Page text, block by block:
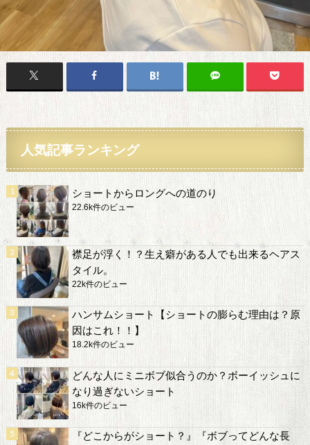
人気記事ランキング
ショートからロングへの道のり
22.6k件のビュー
襟足が浮く！？生え癖がある人でも出来るヘアス
タイル。
22k件のビュー
ハンサムショート【ショートの膨らむ理由は？原
因はこれ！！】
18.2k件のビュー
どんな人にミニボブ似合うのか？ボーイッシュに
なり過ぎないショート
16k件のビュー
『どこからがショート？』『ボブってどんな長